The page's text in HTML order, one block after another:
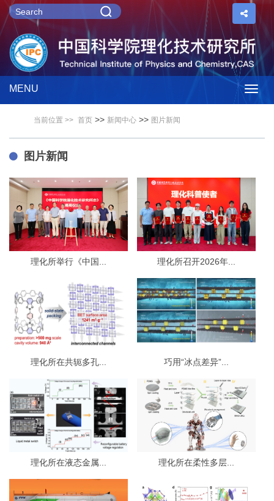
MENU
当前位置 >> 首页 >> 新闻中心 >> 图片新闻
图片新闻
理化所举行《中国... 理化所召开2026年...
理化所在共轭多孔... 巧用“冰点差异”...
理化所在液态金属... 理化所在柔性多层...